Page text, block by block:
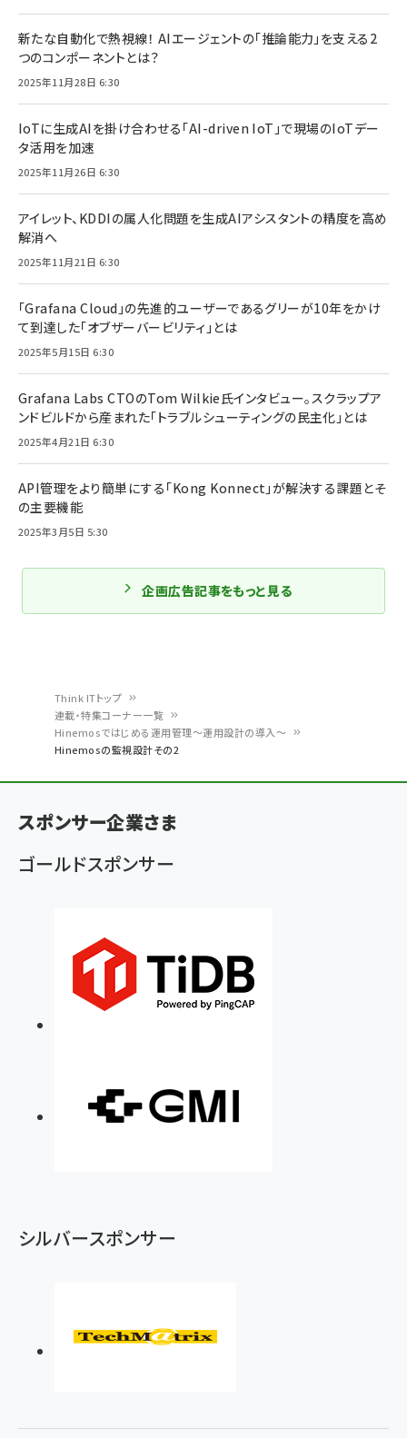
く
ず
Think ITトップ
連載・特集コーナー一覧
Hinemosではじめる運用管理〜運用設計の導入〜
Hinemosの監視設計その2
新たな自動化で熱視線！ AIエージェントの「推論能力」を支える2
つのコンポーネントとは？
2025年11月28日 6:30
IoTに生成AIを掛け合わせる「AI-driven IoT」で現場のIoTデー
タ活用を加速
2025年11月26日 6:30
アイレット、KDDIの属人化問題を生成AIアシスタントの精度を高め
解消へ
2025年11月21日 6:30
「Grafana Cloud」の先進的ユーザーであるグリーが10年をかけ
て到達した「オブザーバービリティ」とは
2025年5月15日 6:30
Grafana Labs CTOのTom Wilkie氏インタビュー。スクラップア
ンドビルドから産まれた「トラブルシューティングの民主化」とは
2025年4月21日 6:30
API管理をより簡単にする「Kong Konnect」が解決する課題とそ
の主要機能
2025年3月5日 5:30
企画広告記事をもっと見る
スポンサー企業さま
ゴールドスポンサー
シルバースポンサー